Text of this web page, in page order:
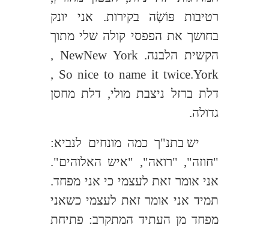
רטיבות פּוֹשָׂה בקירות. אני יונק
בחושך את הפפסי קולה שלי מתוך
הקשית הלבנה. New York
, New
York
, So nice to name it twice.
דלת ברזל ניצבת מולי, דלת מחסן
גדולה.
יש בתנ"ך כמה מונחים לנביא:
"חוזה", "רואה", "איש האלוהים".
אני אומר זאת לעצמי כי אני מפחד.
תמיד אני אומר זאת לעצמי כשאני
מפחד מן העתיד המתקרב: פתיחת